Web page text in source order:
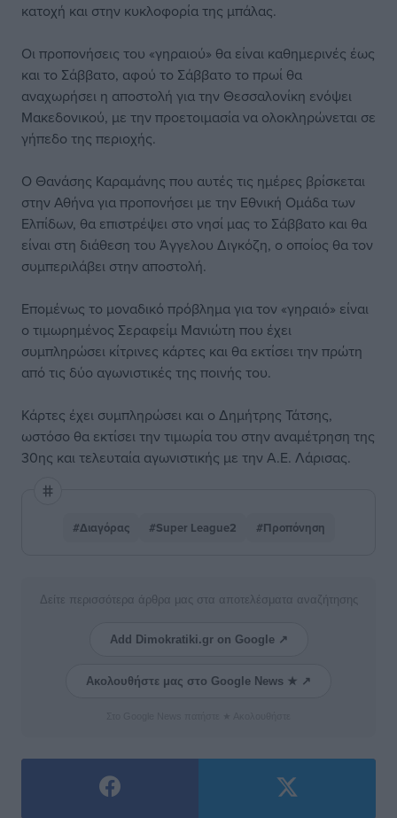
κατοχή και στην κυκλοφορία της μπάλας.
Οι προπονήσεις του «γηραιού» θα είναι καθημερινές έως
και το Σάββατο, αφού το Σάββατο το πρωί θα
αναχωρήσει η αποστολή για την Θεσσαλονίκη ενόψει
Μακεδονικού, με την προετοιμασία να ολοκληρώνεται σε
γήπεδο της περιοχής.
Ο Θανάσης Καραμάνης που αυτές τις ημέρες βρίσκεται
στην Αθήνα για προπονήσει με την Εθνική Ομάδα των
Ελπίδων, θα επιστρέψει στο νησί μας το Σάββατο και θα
είναι στη διάθεση του Άγγελου Διγκόζη, ο οποίος θα τον
συμπεριλάβει στην αποστολή.
Επομένως το μοναδικό πρόβλημα για τον «γηραιό» είναι
ο τιμωρημένος Σεραφείμ Μανιώτη που έχει
συμπληρώσει κίτρινες κάρτες και θα εκτίσει την πρώτη
από τις δύο αγωνιστικές της ποινής του.
Κάρτες έχει συμπληρώσει και ο Δημήτρης Τάτσης,
ωστόσο θα εκτίσει την τιμωρία του στην αναμέτρηση της
30ης και τελευταία αγωνιστικής με την Α.Ε. Λάρισας.
#Διαγόρας #Super League2 #Προπόνηση
Δείτε περισσότερα άρθρα μας στα αποτελέσματα αναζήτησης
Add Dimokratiki.gr on Google ↗
Ακολουθήστε μας στο Google News ★ ↗